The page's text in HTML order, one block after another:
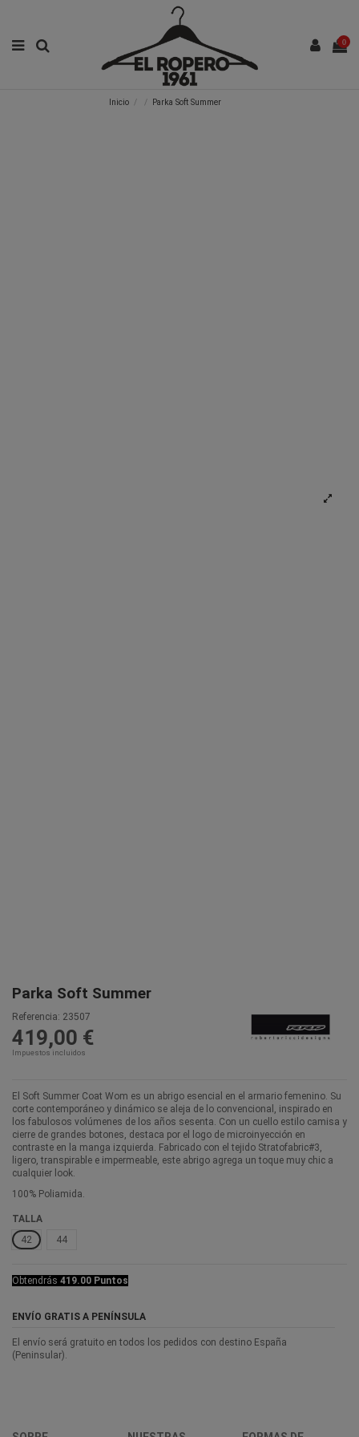
0
Inicio Parka Soft Summer
Parka Soft Summer
Referencia: 23507
419,00 €
Impuestos incluidos
El Soft Summer Coat Wom es un abrigo esencial en el armario femenino. Su
corte contemporáneo y dinámico se aleja de lo convencional, inspirado en
los fabulosos volúmenes de los años sesenta. Con un cuello estilo camisa y
cierre de grandes botones, destaca por el logo de microinyección en
contraste en la manga izquierda. Fabricado con el tejido Stratofabric#3,
ligero, transpirable e impermeable, este abrigo agrega un toque muy chic a
cualquier look.
100% Poliamida.
TALLA
42
44
Obtendrás 419.00 Puntos
ENVÍO GRATIS A PENÍNSULA
El envío será gratuito en todos los pedidos con destino España
(Peninsular).